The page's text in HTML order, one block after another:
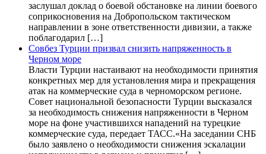
заслушал доклад о боевой обстановке на линии боевого
соприкосновения на Добропольском тактическом
направлении в зоне ответственности дивизии, а также
поблагодарил […]
Совбез Турции призвал снизить напряженность в
Черном море
Власти Турции настаивают на необходимости принятия
конкретных мер для установления мира и прекращения
атак на коммерческие суда в черноморском регионе.
Совет национальной безопасности Турции высказался
за необходимость снижения напряженности в Черном
море на фоне участившихся нападений на турецкие
коммерческие суда, передает ТАСС.«На заседании СНБ
было заявлено о необходимости снижения эскалации